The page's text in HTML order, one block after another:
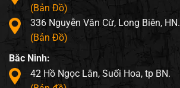
(Bản Đồ)
336 Nguyễn Văn Cừ, Long Biên, HN.
(Bản Đồ)
Bắc Ninh:
42 Hồ Ngọc Lân, Suối Hoa, tp BN.